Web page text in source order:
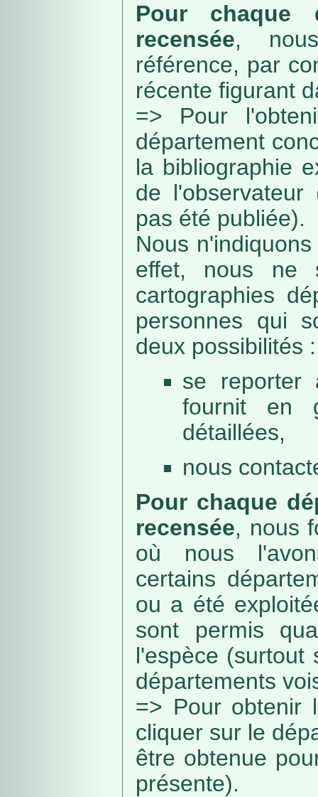
Pour chaque
recensée,
référence, par
récente figurant
=> Pour
département
la bibliographie
de
pas été publiée).
Nous
effet, nous ne
cartographies
personnes qui
deux possibilités :
se reporter
fournit en
détaillées,
nous
Pour chaque
recensée, nous
où nous
certains
ou a été
sont permis
l'espèce (surtout
départements
=> Pour obtenir
cliquer sur le
être obtenue
présente).